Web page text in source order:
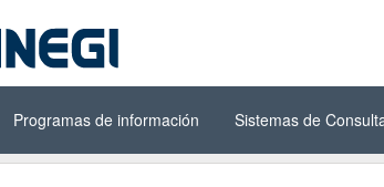
Programas de información Sistemas de